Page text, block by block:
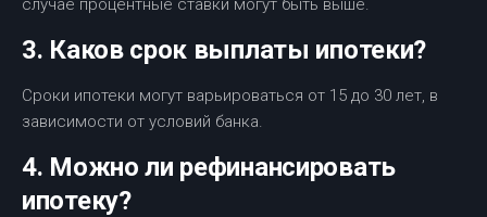
случае процентные ставки могут быть выше.
3. Каков срок выплаты ипотеки?
Сроки ипотеки могут варьироваться от 15 до 30 лет, в
зависимости от условий банка.
4. Можно ли рефинансировать
ипотеку?